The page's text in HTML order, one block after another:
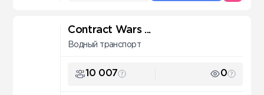
Contract Wars ...
Водный транспорт
10 007 0